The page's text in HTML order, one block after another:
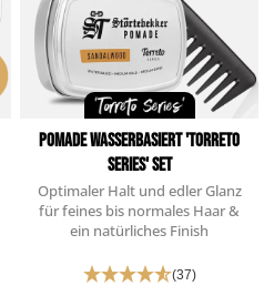
Pomade Wasserbasiert 'Torreto
Series' Set
Optimaler Halt und edler Glanz
für feines bis normales Haar &
ein natürliches Finish
(37)